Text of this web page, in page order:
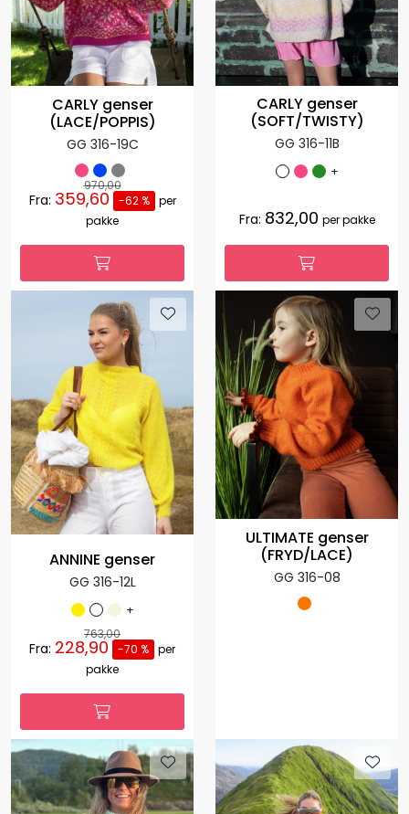
CARLY genser
(LACE/POPPIS)
GG 316-19C
970,00
Fra: 359,60 -62 %
per
pakke
CARLY genser
(SOFT/TWISTY)
GG 316-11B
+
Fra: 832,00 per pakke
ANNINE genser
GG 316-12L
+
763,00
Fra: 228,90 -70 % per
pakke
ULTIMATE genser
(FRYD/LACE)
GG 316-08